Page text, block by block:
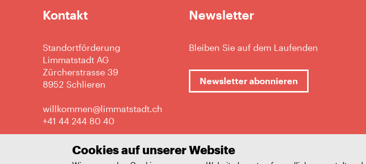
Kontakt
Standortförderung
Limmatstadt AG
Zürcherstrasse 39
8952 Schlieren
willkommen@limmatstadt.ch
+41 44 244 80 40
Newsletter
Bleiben Sie auf dem Laufenden
Newsletter abonnieren
Cookies auf unserer Website